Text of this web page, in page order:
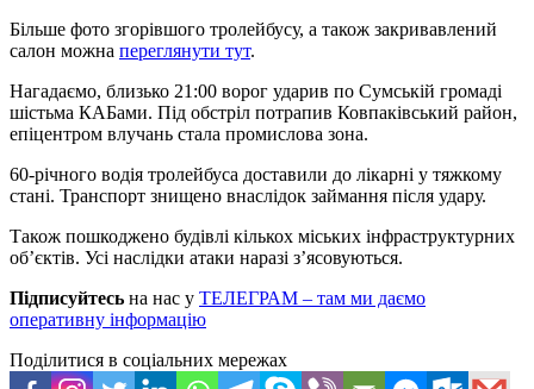
Більше фото згорівшого тролейбусу, а також закривавлений
салон можна переглянути тут.
Нагадаємо, близько 21:00 ворог ударив по Сумській громаді
шістьма КАБами. Під обстріл потрапив Ковпаківський район,
епіцентром влучань стала промислова зона.
60-річного водія тролейбуса доставили до лікарні у тяжкому
стані. Транспорт знищено внаслідок займання після удару.
Також пошкоджено будівлі кількох міських інфраструктурних
об’єктів. Усі наслідки атаки наразі з’ясовуються.
Підписуйтесь на нас у ТЕЛЕГРАМ – там ми даємо
оперативну інформацію
Поділитися в соціальних мережах